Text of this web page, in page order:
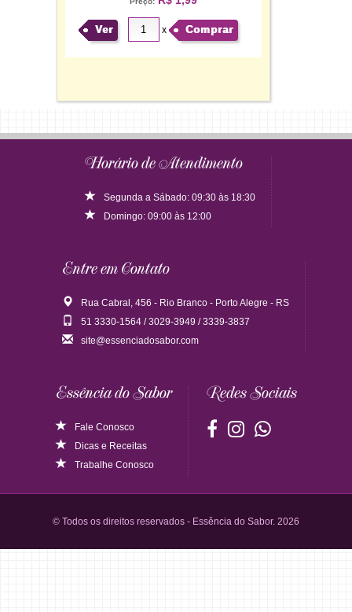
Ver x Comprar
Horário de Atendimento
Segunda a Sábado: 09:30 às 18:30
Domingo: 09:00 às 12:00
Entre em Contato
Rua Cabral, 456 - Rio Branco - Porto Alegre - RS
51 3330-1564 / 3029-3949 / 3339-3837
site@essenciadosabor.com
Essência do Sabor
Fale Conosco
Dicase Receitas
Trabalhe Conosco
Redes Sociais
© Todos os direitos reservados - Essência do Sabor. 2026